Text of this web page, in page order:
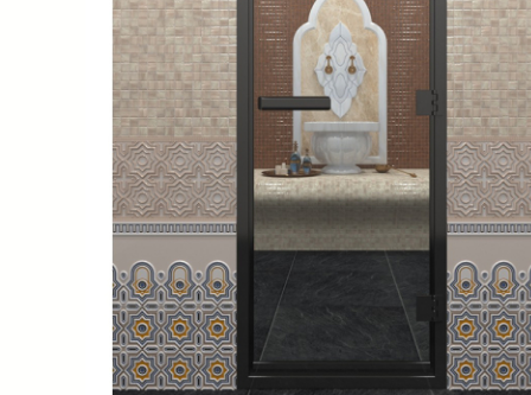
Ароматерапия
Комплектующие и запчасти
Гималайская соль
Аудио/Акустика
Освещение
Дерево для бани
Плитка из камня
Black Banya Баня
IDABIO
TechHolland Helo
Tulikivi
Blumenberg WDT
HygroMatik Schiedel
Kusaterm Craft
Maestro